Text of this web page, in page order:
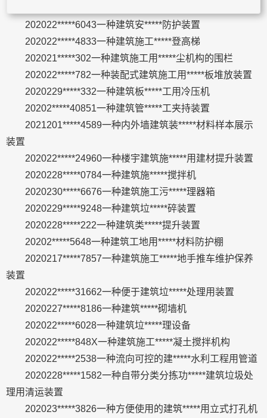
202022*****6043一种建筑安*****防护装置
202022*****4833一种建筑施工*****登高梯
202021*****302一种建筑施工用*****尘机构的围栏
202022*****782一种装配式建筑施工用*****板堆放装置
2020229*****332一种建筑板*****工用冷压机
20202*****40851一种建筑管*****工夹持装置
2021201*****4589一种内外墙建筑装*****材料样本展示
装置
202022*****24960一种楼宇建筑施*****用建材提升装置
2020228*****0784一种建筑施*****搅拌机
2020230*****6676一种建筑施工污*****理器箱
2020229*****9248一种建筑垃*****碎装置
2020228*****222一种建筑类*****提升装置
20202*****5648一种建筑工地用*****材料防护棚
2020217*****7857一种建筑施工*****地手推车维护保养
装置
202022*****31662一种便于建筑垃*****处理用装置
2020227*****8186一种建筑*****砌墙机
202022*****6028一种建筑垃*****理设备
202022*****848X一种建筑施工*****凝土搅拌机构
202022*****2538一种流向可控的建*****水利工程用管道
2020228*****1582一种自带分类分拣功*****建筑垃圾处
理用清运装置
202023*****3826一种方便使用的建筑*****用立式打孔机